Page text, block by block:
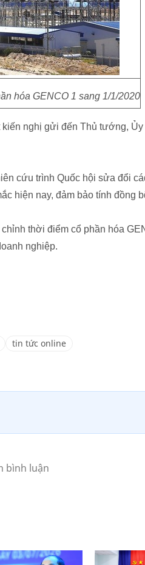
hóa GENCO 1 sang 1/1/2020
nghị gửi đến Thủ tướng,
cứu trình Quốc hội sửa đổi
hiện nay, đảm bảo tính đồng
thời điểm cổ phần hóa
nghiệp.
tin tức online